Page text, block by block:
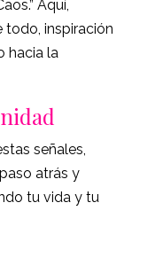
Aquí,
todo, inspiración
hacia la
señales,
atrás y
tu vida y tu